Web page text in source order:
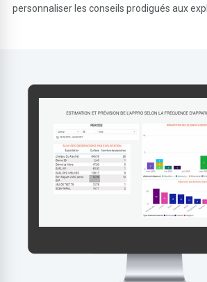
personnaliser les conseils prodigués aux